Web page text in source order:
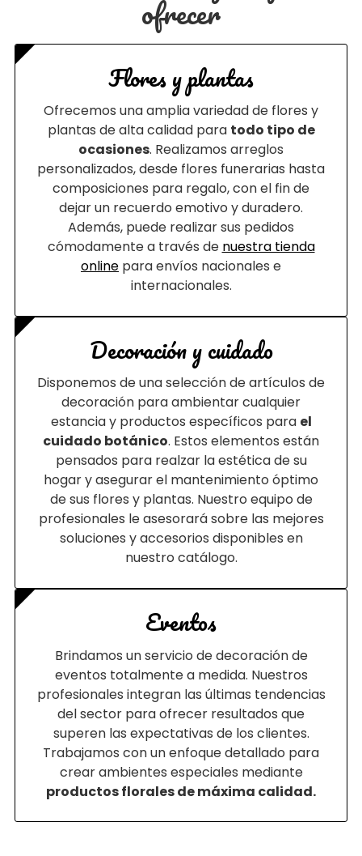
ofrecer
Flores y plantas
Ofrecemos una amplia variedad de flores y
plantas de alta calidad para todo tipo de
ocasiones. Realizamos arreglos
personalizados, desde flores funerarias hasta
composiciones para regalo, con el fin de
dejar un recuerdo emotivo y duradero.
Además, puede realizar sus pedidos
cómodamente a través de nuestra tienda
online para envíos nacionales e
internacionales.
Decoración y cuidado
Disponemos de una selección de artículos de
decoración para ambientar cualquier
estancia y productos específicos para el
cuidado botánico. Estos elementos están
pensados para realzar la estética de su
hogar y asegurar el mantenimiento óptimo
de sus flores y plantas. Nuestro equipo de
profesionales le asesorará sobre las mejores
soluciones y accesorios disponibles en
nuestro catálogo.
Eventos
Brindamos un servicio de decoración de
eventos totalmente a medida. Nuestros
profesionales integran las últimas tendencias
del sector para ofrecer resultados que
superen las expectativas de los clientes.
Trabajamos con un enfoque detallado para
crear ambientes especiales mediante
productos florales de máxima calidad.